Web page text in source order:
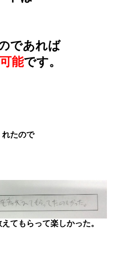
であれば
能です。
たので
てもらって楽しかった。